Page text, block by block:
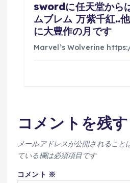
swordに任天堂から
ムブレム 万紫千紅..
に大豊作の月です
Marvel’s Wolverine
コメントを残す
メールアドレスが公開されること
ている欄は必須項目です
コメント ※